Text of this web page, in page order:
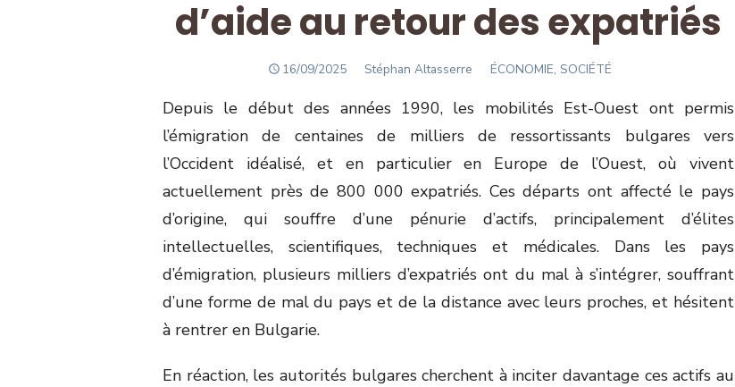
d’aide au retour des expatriés
POSTED
16/09/2025 Author
Stéphan Altasserre ÉCONOMIE, SOCIÉTÉ
Depuis le début des années 1990, les mobilités Est-Ouest ont permis
l’émigration de centaines de milliers de ressortissants bulgares vers
l’Occident idéalisé, et en particulier en Europe de l’Ouest, où vivent
actuellement près de 800 000 expatriés. Ces départs ont affecté le pays
d’origine, qui souffre d’une pénurie d’actifs, principalement d’élites
intellectuelles, scientifiques, techniques et médicales. Dans les pays
d’émigration, plusieurs milliers d’expatriés ont du mal à s’intégrer, souffrant
d’une forme de mal du pays et de la distance avec leurs proches, et hésitent
à rentrer en Bulgarie.
En réaction, les autorités bulgares cherchent à inciter davantage ces actifs au